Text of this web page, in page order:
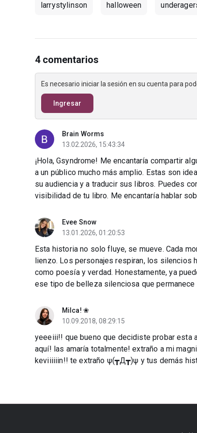
larrystylinson halloween
4 comentarios
Es necesario iniciar la sesión en su cuenta para
Ingresar
Brain Worms
13.02.2026, 15:43:34
¡Hola, Gsyndrome! Me encantaría compartir
a un público mucho más amplio. Estas son
su audiencia y a traducir sus libros. Puedes
visibilidad de tu libro. Me encantaría hablar
Evee Snow
13.01.2026, 01:20:53
Esta historia no solo fluye, se mueve. Cada
lienzo. Los personajes respiran, los silencios
como poesía y verdad. Honestamente, ya
ese tipo de belleza silenciosa que permanece
Milca! ❀
10.09.2018, 08:29:15
yeeeiii!! que bueno que decidiste probar
aquí! las amaría totalmente! extraño a mi
keviiiiiin!! te extraño ψ(┳Д┳)ψ y tus demás